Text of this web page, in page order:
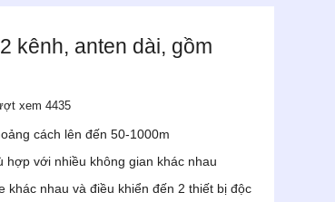
kênh, anten dài, gồm
xem 4435
cách lên đến 50-1000m
hợp với nhiều không gian khác nhau
nhau và điều khiển đến 2 thiết bị độc